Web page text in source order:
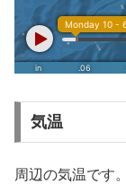
気温
周辺の気温です。